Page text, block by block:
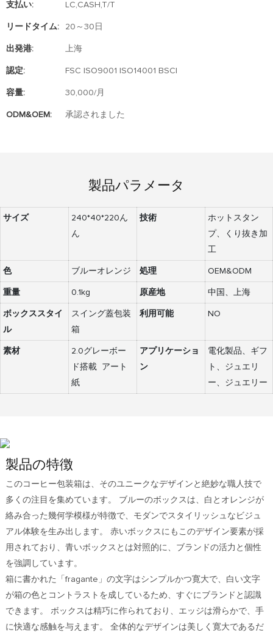
支払い: LC,CASH,T/T
リードタイム: 20～30日
出発港: 上海
認定: FSC ISO9001 ISO14001 BSCI
容量: 30,000/月
ODM&OEM: 承認されました
製品パラメータ
サイズ
240*40*220ん
ん
技術
ホットスタン
プ、くり抜き加
工
色 ブルーオレンジ 処理 OEM&ODM
重量 0.1kg 原産地 中国、上海
ボックススタイ
ル
スイング蓋包装
箱
利用可能 NO
素材
2.0グレーボー
ド搭載 アート
紙
アプリケーショ
ン
電化製品、ギフ
ト、ジュエリ
ー、ジュエリー
製品の特徴
このコーヒー包装箱は、そのユニークなデザインと絶妙な職人技で
多くの注目を集めています。 ブルーのボックスは、白とオレンジが
絡み合った幾何学模様が特徴で、モダンでスタイリッシュなビジュ
アル体験を生み出します。 赤いボックスにもこのデザイン要素が採
用されており、青いボックスとは対照的に、ブランドの活力と個性
を強調しています。
箱に書かれた「fragante」の文字はシンプルかつ寛大で、白い文字
が箱の色とコントラストを成しているため、すぐにブランドと認識
できます。 ボックスは精巧に作られており、エッジは滑らかで、手
に快適な感触を与えます。 全体的なデザインは美しく寛大であるだ